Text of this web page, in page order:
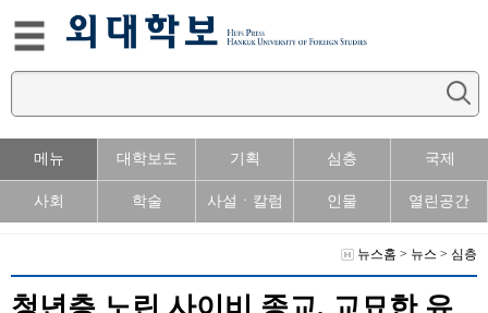
메뉴 대학보도 기획 심층 국제
사회 학술 사설ㆍ칼럼 인물 열린공간
뉴스홈 > 뉴스 > 심층
청년층 노린 사이비 종교, 교묘한 유